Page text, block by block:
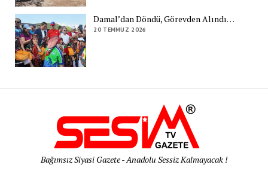
Damal’dan Döndü, Görevden Alındı…
20 TEMMUZ 2026
Bağımsız Siyasi Gazete - Anadolu Sessiz Kalmayacak !